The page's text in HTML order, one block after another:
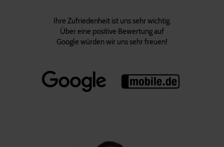
Ihre Zufriedenheit ist uns sehr wichtig.
Über eine positive Bewertung auf
Google würden wir uns sehr freuen!